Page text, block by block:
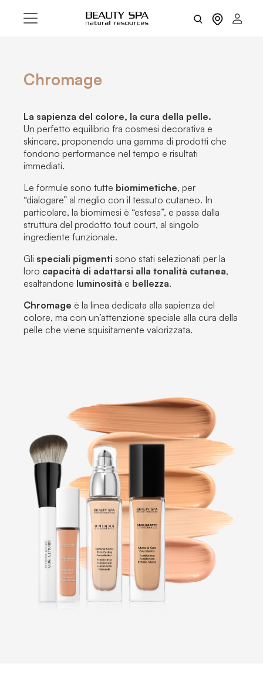
Chromage
La sapienza del colore, la cura della pelle.
Un perfetto equilibrio fra cosmesi decorativa e
skincare, proponendo una gamma di prodotti che
fondono performance nel tempo e risultati
immediati.
Le formule sono tutte biomimetiche, per
“dialogare” al meglio con il tessuto cutaneo. In
particolare, la biomimesi è “estesa”, e passa dalla
struttura del prodotto tout court, al singolo
ingrediente funzionale.
Gli speciali pigmenti sono stati selezionati per la
loro capacità di adattarsi alla tonalità cutanea,
esaltandone luminosità e bellezza.
Chromage è la linea dedicata alla sapienza del
colore, ma con un’attenzione speciale alla cura della
pelle che viene squisitamente valorizzata.